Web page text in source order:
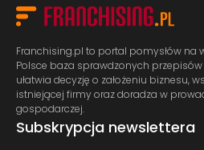
Franchising.pl to portal pomysłów na
Polsce baza sprawdzonych przepisów
ułatwia decyzję o założeniu biznesu,
istniejącej firmy oraz doradza w
gospodarczej.
Subskrypcja newslettera